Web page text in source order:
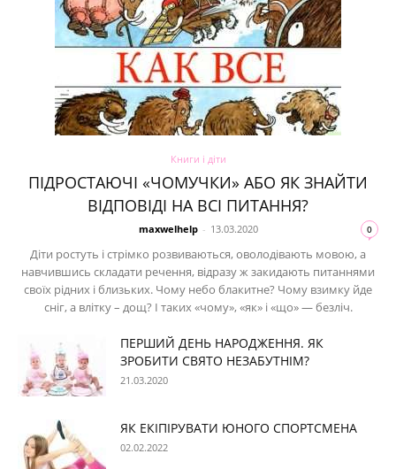
Книги і діти
ПІДРОСТАЮЧІ «ЧОМУЧКИ» АБО ЯК ЗНАЙТИ
ВІДПОВІДІ НА ВСІ ПИТАННЯ?
maxwelhelp - 13.03.2020 0
Діти ростуть і стрімко розвиваються, оволодівають мовою, а
навчившись складати речення, відразу ж закидають питаннями
своїх рідних і близьких. Чому небо блакитне? Чому взимку йде
сніг, а влітку – дощ? І таких «чому», «як» і «що» — безліч.
ПЕРШИЙ ДЕНЬ НАРОДЖЕННЯ. ЯК
ЗРОБИТИ СВЯТО НЕЗАБУТНІМ?
21.03.2020
ЯК ЕКІПІРУВАТИ ЮНОГО СПОРТСМЕНА
02.02.2022